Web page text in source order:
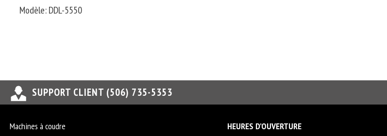
Modèle: DDL-5550
SUPPORT CLIENT (506) 735-5353
Machines à coudre
HEURES D’OUVERTURE